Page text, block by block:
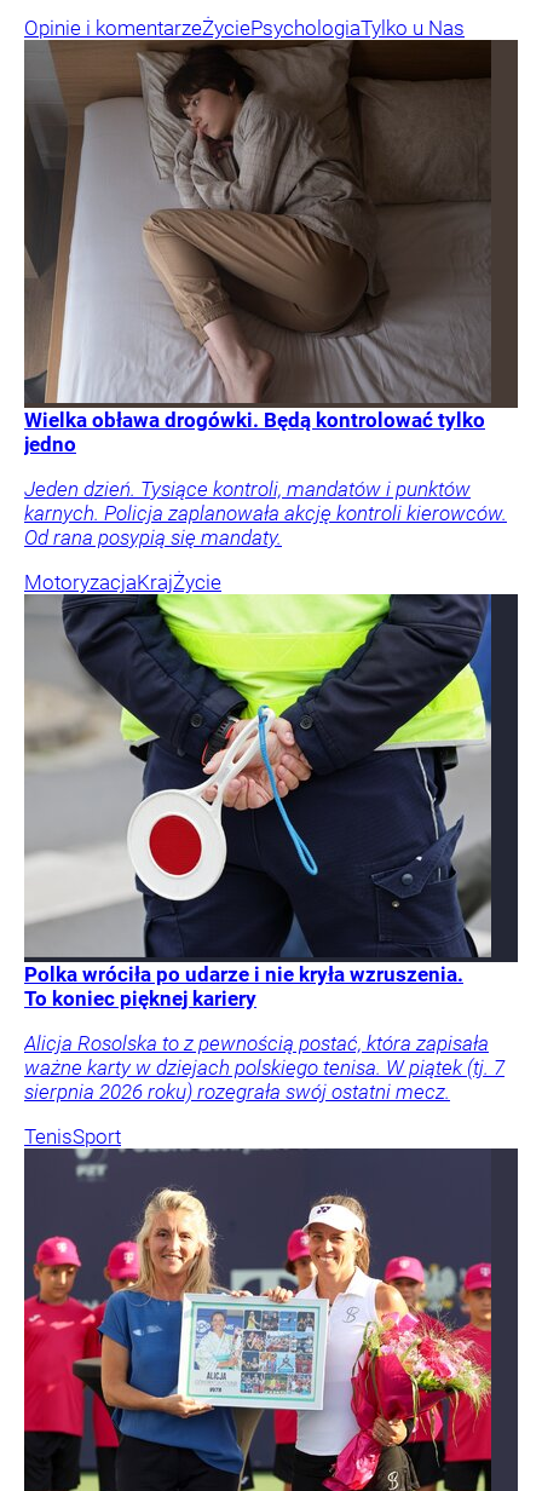
Opinie i komentarzeŻyciePsychologiaTylko u Nas
Wielka obława drogówki. Będą kontrolować tylko
jedno
Jeden dzień. Tysiące kontroli, mandatów i punktów
karnych. Policja zaplanowała akcję kontroli kierowców.
Od rana posypią się mandaty.
MotoryzacjaKrajŻycie
Polka wróciła po udarze i nie kryła wzruszenia.
To koniec pięknej kariery
Alicja Rosolska to z pewnością postać, która zapisała
ważne karty w dziejach polskiego tenisa. W piątek (tj. 7
sierpnia 2026 roku) rozegrała swój ostatni mecz.
TenisSport